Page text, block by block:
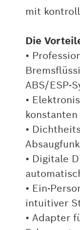
mit
Die
•
ABS/ESP-
•
•
• Digitale
• Ein-
intuitiver
• Adapter